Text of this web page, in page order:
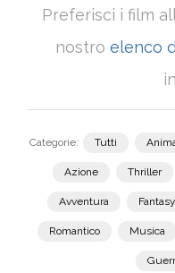
Preferisci i film
nostro elenco
Categorie: Tutti
Azione Thriller
Avventura Fantasy
Romantico Musica